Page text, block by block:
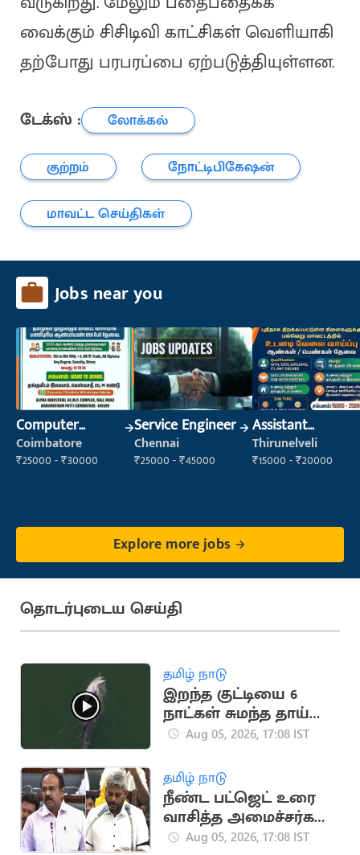
வைக்கும் சிசிடிவி காட்சிகள் வெளியாகி
தற்போது பரபரப்பை ஏற்படுத்தியுள்ளன.
டேக்ஸ் :
லோக்கல்
குற்றம்
நோட்டிபிகேஷன்
மாவட்ட செய்திகள்
Jobs near you
Computer
Operator
Coimbatore
₹25000 - ₹30000
Service Engineer
Chennai
₹25000 - ₹45000
Assistant
Manager
Thirunelveli
₹15000 - ₹20000
Explore more jobs
தொடர்புடைய செய்தி
தமிழ் நாடு
இறந்த குட்டியை 6
நாட்கள் சுமந்த தாய்
டால்பின் (வைரல்
Aug 05, 2026, 17:08 IST
தமிழ் நாடு
நீண்ட பட்ஜெட் உரை
வாசித்த அமைச்சர்கள்
பட்டியலில் மரிய
Aug 05, 2026, 17:08 IST